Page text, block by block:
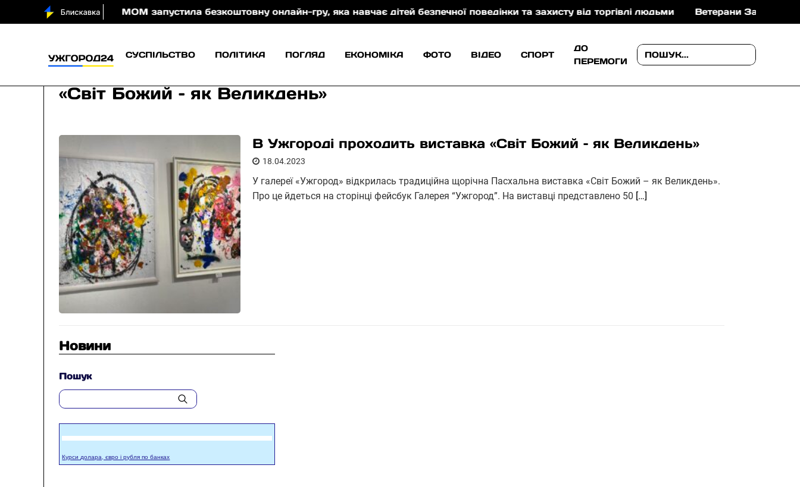
вночі МОМ запустила безкоштовну онлайн-гру, яка навчає дітей безпечної поведінки та захисту від торгівлі людьми Ветерани Закарпаття
СУСПІЛЬСТВО ПОЛІТИКА ПОГЛЯД ЕКОНОМІКА ФОТО ВІДЕО СПОРТ
ДО
ПЕРЕМОГИ
«Світ Божий – як Великдень»
В Ужгороді проходить виставка «Світ Божий – як Великдень»
18.04.2023
У галереї «Ужгород» відкрилась традиційна щорічна Пасхальна виставка «Світ Божий – як Великдень».
Про це йдеться на сторінці фейсбук Галерея “Ужгород”. На виставці представлено 50 […]
Новини
Пошук
Курси долара, євро і рубля по банках